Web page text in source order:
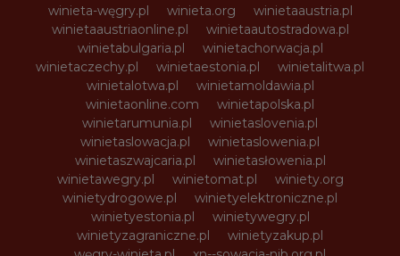
winieta-węgry.pl
winieta.org
winietaaustria.pl
winietaaustriaonline.pl
winietaautostradowa.pl
winietabulgaria.pl
winietachorwacja.pl
winietaczechy.pl
winietaestonia.pl
winietalitwa.pl
winietalotwa.pl
winietamoldawia.pl
winietaonline.com
winietapolska.pl
winietarumunia.pl
winietaslovenia.pl
winietaslowacja.pl
winietaslowenia.pl
winietaszwajcaria.pl
winietasłowenia.pl
winietawegry.pl
winietomat.pl
winiety.org
winietydrogowe.pl
winietyelektroniczne.pl
winietyestonia.pl
winietywegry.pl
winietyzagraniczne.pl
winietyzakup.pl